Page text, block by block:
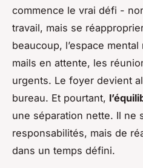
commence le vrai défi -
travail, mais se
beaucoup, l’espace
mails en attente, les
urgents. Le foyer devient
bureau. Et pourtant,
une séparation nette. Il ne
responsabilités, mais de
dans un temps défini.